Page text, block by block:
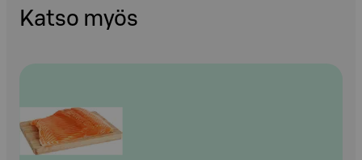
Katso myös